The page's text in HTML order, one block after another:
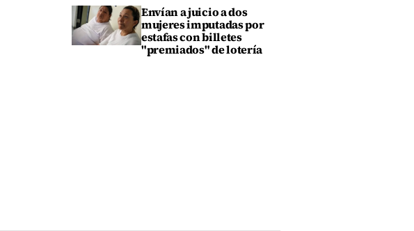
Envían a juicio a dos
mujeres imputadas por
estafas con billetes
"premiados" de lotería